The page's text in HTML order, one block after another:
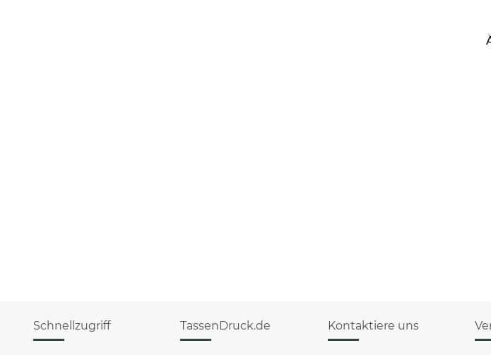
Schnellzugriff TassenDruck.de Kontaktiere uns